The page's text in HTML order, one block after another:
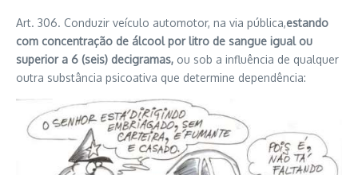
Art. 306. Conduzir veículo automotor, na via pública,estando
com concentração de álcool por litro de sangue igual ou
superior a 6 (seis) decigramas, ou sob a influência de qualquer
outra substância psicoativa que determine dependência: